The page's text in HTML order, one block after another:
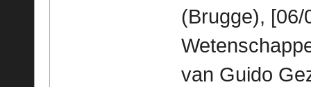
(Brugge),
van Guido